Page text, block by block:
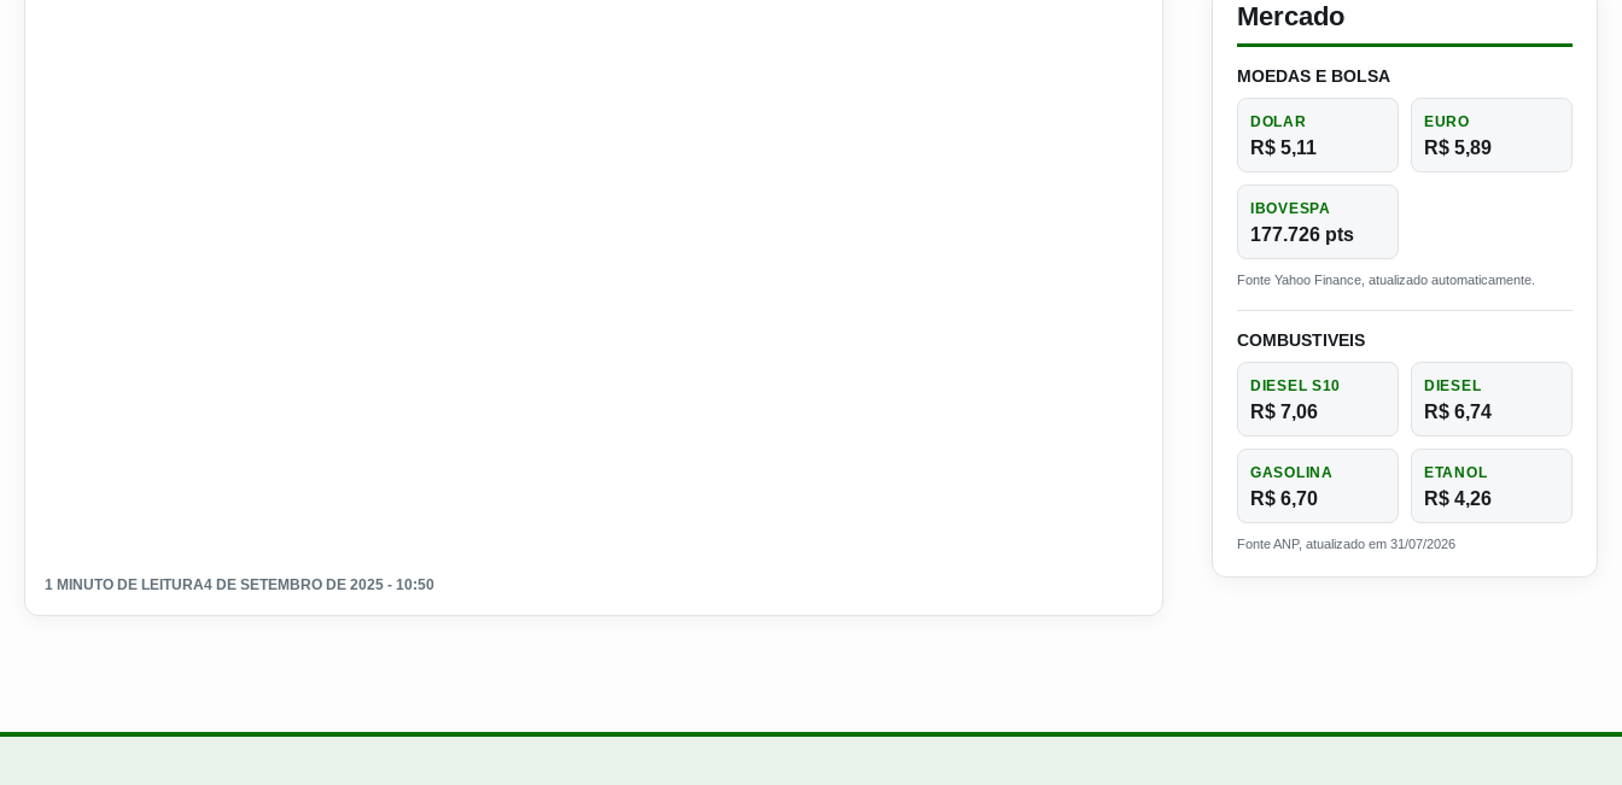
1 MINUTO DE LEITURA4 DE SETEMBRO DE 2025 - 10:50
Mercado
MOEDAS E BOLSA
DOLAR
R$ 5,11
EURO
R$ 5,89
IBOVESPA
177.726 pts
Fonte Yahoo Finance, atualizado automaticamente.
COMBUSTIVEIS
DIESEL S10
R$ 7,06
DIESEL
R$ 6,74
GASOLINA
R$ 6,70
ETANOL
R$ 4,26
Fonte ANP, atualizado em 31/07/2026